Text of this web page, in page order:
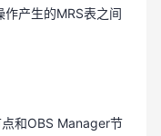
产生的MRS表之间
和OBS Manager节